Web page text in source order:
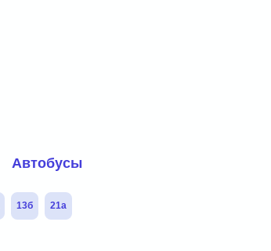
Автобусы
13б 21а